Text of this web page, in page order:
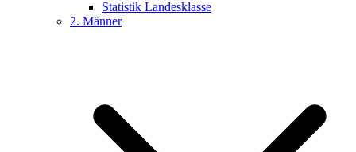
Statistik Landesklasse
2. Männer